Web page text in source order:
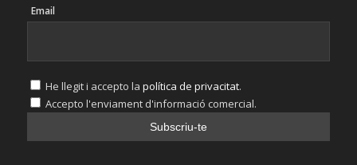
Email
He llegit i accepto la política de privacitat.
Accepto l'enviament d'informació comercial.